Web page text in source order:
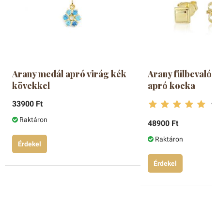
Arany medál apró virág kék
kövekkel
33900 Ft
Raktáron
Érdekel
Arany fülbevaló
apró kocka
48900 Ft
Raktáron
Érdekel